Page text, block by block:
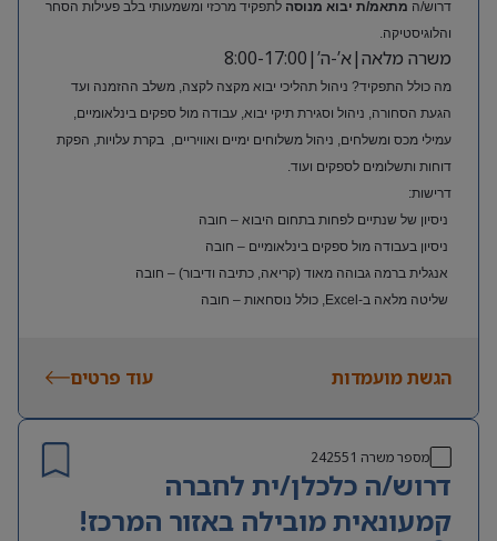
דרוש/ה מתאמ/ת יבוא מנוסה לתפקיד מרכזי ומשמעותי בלב פעילות הסחר
והלוגיסטיקה.
משרה מלאה|א’-ה’|8:00-17:00
מה כולל התפקיד? ניהול תהליכי יבוא מקצה לקצה, משלב ההזמנה ועד
הגעת הסחורה, ניהול וסגירת תיקי יבוא, עבודה מול ספקים בינלאומיים,
עמילי מכס ומשלחים, ניהול משלוחים ימיים ואוויריים, בקרת עלויות, הפקת
דוחות ותשלומים לספקים ועוד.
דרישות:
ניסיון של שנתיים לפחות בתחום היבוא – חובה
ניסיון בעבודה מול ספקים בינלאומיים – חובה
אנגלית ברמה גבוהה מאוד (קריאה, כתיבה ודיבור) – חובה
שליטה מלאה ב-Excel, כולל נוסחאות – חובה
הגשת מועמדות עוד פרטים
מספר משרה 242551
דרוש/ה כלכלן/ית לחברה
קמעונאית מובילה באזור המרכז!